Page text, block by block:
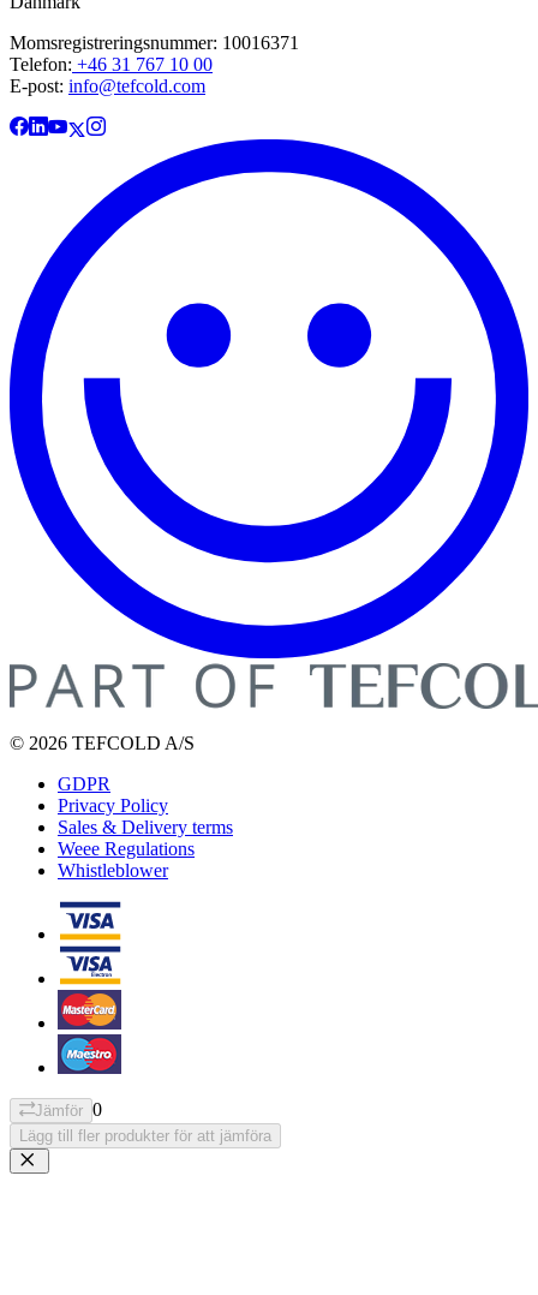
Momsregistreringsnummer: 10016371
Telefon: +46 31 767 10 00
E-post: info@tefcold.com
© 2026 TEFCOLD A/S
GDPR
Privacy Policy
Sales & Delivery terms
Weee Regulations
Whistleblower
Jämför 0
Lägg till fler produkter för att jämföra